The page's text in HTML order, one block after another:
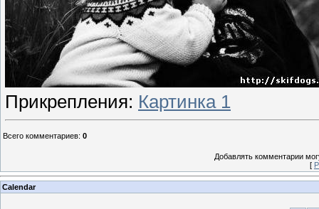
Прикрепления: Картинка 1
Всего комментариев: 0
Добавлять комментарии
[
Calendar